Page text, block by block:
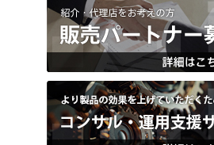
SNSプロモーション支援事業